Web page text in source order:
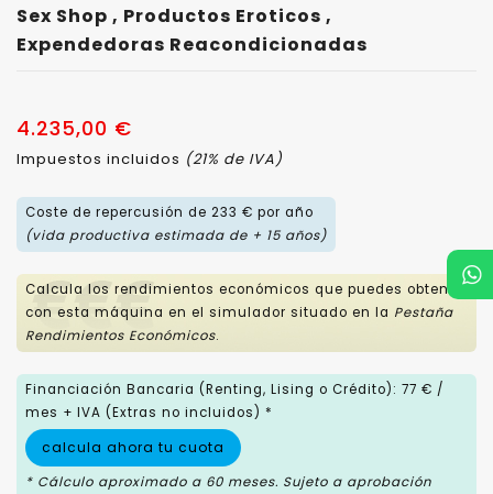
Sex Shop , Productos Eroticos ,
Expendedoras Reacondicionadas
4.235,00 €
Impuestos incluidos (21% de IVA)
Coste de repercusión de 233 € por año
(vida productiva estimada de + 15 años)
Calcula los rendimientos económicos que puedes obtener
con esta máquina en el simulador situado en la Pestaña
Rendimientos Económicos.
Financiación Bancaria (Renting, Lising o Crédito): 77 € /
mes + IVA (Extras no incluidos) *
calcula ahora tu cuota
* Cálculo aproximado a 60 meses. Sujeto a aprobación